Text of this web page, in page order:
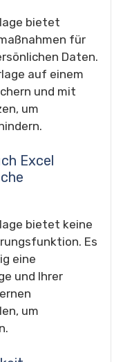
bietet
für
Daten.
auf einem
und mit
um
Excel
bietet keine
Es
eine
und Ihrer
um